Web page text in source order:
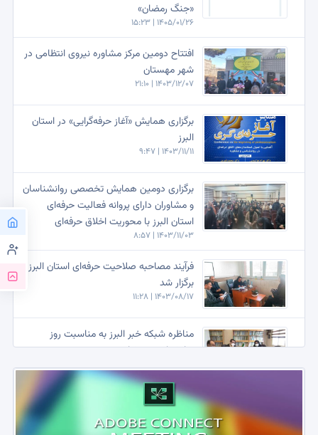
«جنگ رمضان»
1405/01/26 | 15:23
افتتاح دومین مرکز مشاوره نیروی انتظامی در
شهر مهستان
1403/12/07 | 21:10
برگزاری همایش «آغاز حرفه‌گرایی» در استان
البرز
1403/11/11 | 9:47
برگزاری دومین همایش تخصصی روانشناسان
و مشاوران دارای پروانه فعالیت حرفه‌ای
استان البرز با محوریت اخلاق حرفه‌ای
1403/11/03 | 8:57
فرآیند مصاحبه صلاحیت حرفه‌ای استان البرز
برگزار شد
1403/08/17 | 11:28
مناظره شبکه خبر البرز به مناسبت روز
روانشناس و مشاور
1400/02/09 | 20:54
خبر برگزاری مراسم بزرگداشت روز روانشناس
و مشاور ، 5شنبه 9 اردیبهشت 17:30 الی 20